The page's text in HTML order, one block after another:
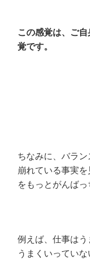
この感覚は、ご
覚です。
ちなみに、バラ
崩れている事実
をもっとがんばっ
例えば、仕事は
うまくいってい